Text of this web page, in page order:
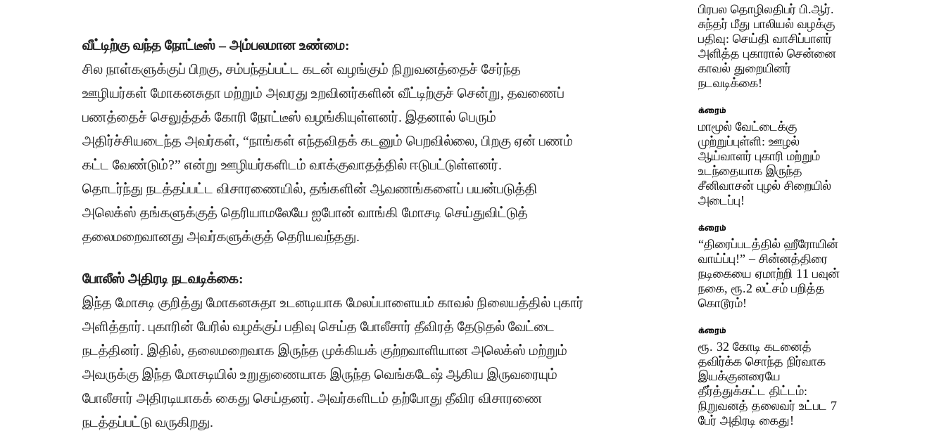
வீட்டிற்கு வந்த நோட்டீஸ் – அம்பலமான உண்மை:
​சில நாள்களுக்குப் பிறகு, சம்பந்தப்பட்ட கடன் வழங்கும் நிறுவனத்தைச் சேர்ந்த
ஊழியர்கள் மோகனசுதா மற்றும் அவரது உறவினர்களின் வீட்டிற்குச் சென்று, தவணைப்
பணத்தைச் செலுத்தக் கோரி நோட்டீஸ் வழங்கியுள்ளனர். இதனால் பெரும்
அதிர்ச்சியடைந்த அவர்கள், “நாங்கள் எந்தவிதக் கடனும் பெறவில்லை, பிறகு ஏன் பணம்
கட்ட வேண்டும்?” என்று ஊழியர்களிடம் வாக்குவாதத்தில் ஈடுபட்டுள்ளனர்.
​தொடர்ந்து நடத்தப்பட்ட விசாரணையில், தங்களின் ஆவணங்களைப் பயன்படுத்தி
அலெக்ஸ் தங்களுக்குத் தெரியாமலேயே ஐபோன் வாங்கி மோசடி செய்துவிட்டுத்
தலைமறைவானது அவர்களுக்குத் தெரியவந்தது.
போலீஸ் அதிரடி நடவடிக்கை:
இந்த மோசடி குறித்து மோகனசுதா உடனடியாக மேலப்பாளையம் காவல் நிலையத்தில் புகார்
அளித்தார். புகாரின் பேரில் வழக்குப் பதிவு செய்த போலீசார் தீவிரத் தேடுதல் வேட்டை
நடத்தினர். ​இதில், தலைமறைவாக இருந்த முக்கியக் குற்றவாளியான அலெக்ஸ் மற்றும்
அவருக்கு இந்த மோசடியில் உறுதுணையாக இருந்த வெங்கடேஷ் ஆகிய இருவரையும்
போலீசார் அதிரடியாகக் கைது செய்தனர். அவர்களிடம் தற்போது தீவிர விசாரணை
நடத்தப்பட்டு வருகிறது.
பிரபல தொழிலதிபர் பி.ஆர்.
சுந்தர் மீது பாலியல் வழக்கு
பதிவு: செய்தி வாசிப்பாளர்
அளித்த புகாரால் சென்னை
காவல் துறையினர்
நடவடிக்கை!
க்ரைம்
மாமூல் வேட்டைக்கு
முற்றுப்புள்ளி: ஊழல்
ஆய்வாளர் புகாரி மற்றும்
உடந்தையாக இருந்த
சீனிவாசன் புழல் சிறையில்
அடைப்பு!
க்ரைம்
“திரைப்படத்தில் ஹீரோயின்
வாய்ப்பு!” – சின்னத்திரை
நடிகையை ஏமாற்றி 11 பவுன்
நகை, ரூ.2 லட்சம் பறித்த
கொடூரம்!
க்ரைம்
ரூ. 32 கோடி கடனைத்
தவிர்க்க சொந்த நிர்வாக
இயக்குனரையே
தீர்த்துக்கட்ட திட்டம்:
நிறுவனத் தலைவர் உட்பட 7
பேர் அதிரடி கைது!